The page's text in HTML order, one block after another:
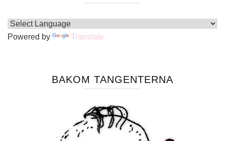
Powered by Translate
BAKOM TANGENTERNA